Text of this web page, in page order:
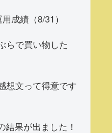
成績（8/31）
らで買い物した
想文って得意です
結果が出ました！